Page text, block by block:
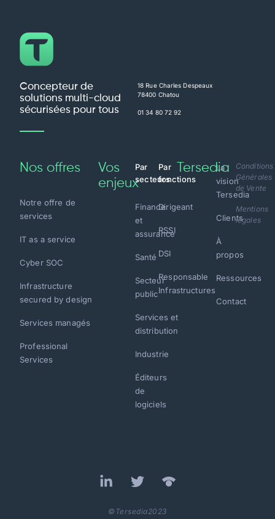
Nos offres
Notre offre de
services
IT as a service
Cyber SOC
Infrastructure
secured by design
Services managés
Professional
Services
Vos
enjeux
Par
secteurs
Finance
et
assurance
Santé
Secteur
public
Services et
distribution
Industrie
Éditeurs
de
logiciels
Par
fonctions
Dirigeant
RSSI
DSI
Responsable
Infrastructures
Tersedia
La
vision
Tersedia
Clients
À
propos
Ressources
Contact
Conditions
Générales
de Vente
Mentions
légales
18 Rue Charles Despeaux
78400 Chatou
01 34 80 72 92
Concepteur de
solutions multi-cloud
sécurisées pour tous
©Tersedia2023